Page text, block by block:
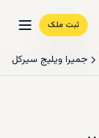
ثبت ملک
جمیرا ویلیج سيرکل